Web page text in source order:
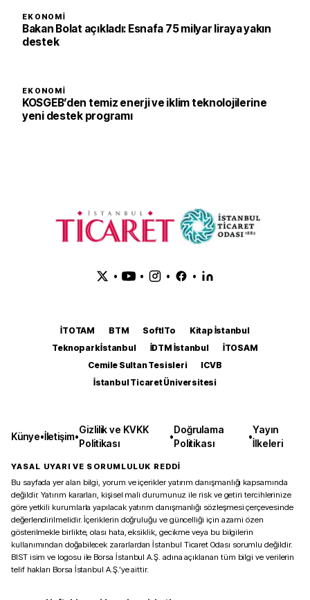
EKONOMI
Bakan Bolat açıkladı: Esnafa 75 milyar liraya yakın
destek
EKONOMI
KOSGEB’den temiz enerji ve iklim teknolojilerine
yeni destek programı
• • • •
İTOTAM BTM SoftITo
Kitap İstanbul
Teknopark İstanbul
İDTM İstanbul
İTOSAM
Cemile Sultan Tesisleri
ICVB
İstanbul Ticaret Üniversitesi
Künye•İletişim•
Gizlilik ve KVKK
Politikası
•
Doğrulama
Politikası
•
Yayın
İlkeleri
YASAL UYARI VE SORUMLULUK REDDİ
Bu sayfada yer alan bilgi, yorum ve içerikler yatırım danışmanlığı kapsamında
değildir. Yatırım kararları, kişisel mali durumunuz ile risk ve getiri tercihlerinize
göre yetkili kurumlarla yapılacak yatırım danışmanlığı sözleşmesi çerçevesinde
değerlendirilmelidir. İçeriklerin doğruluğu ve güncelliği için azami özen
gösterilmekle birlikte, olası hata, eksiklik, gecikme veya bu bilgilerin
kullanımından doğabilecek zararlardan İstanbul Ticaret Odası sorumlu değildir.
BIST isim ve logosu ile Borsa İstanbul A.Ş. adına açıklanan tüm bilgi ve verilerin
telif hakları Borsa İstanbul A.Ş.’ye aittir.